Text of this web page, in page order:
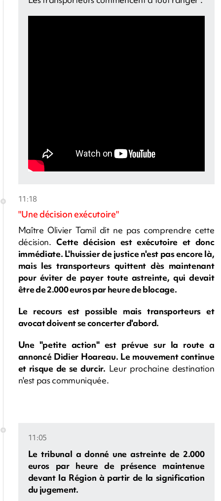
11:18
"Une décision exécutoire"
Maître Olivier Tamil dit ne pas comprendre cette
décision.Cette décision est exécutoire et donc
immédiate. L'huissier de justice n'est pas encore là,
mais les transporteurs quittent dès maintenant
pour éviter de payer toute astreinte, qui devait
être de 2.000 euros par heure de blocage.
Le recours est possible mais transporteurs et
avocat doivent se concerter d'abord.
Une "petite action" est prévue sur la route a
annoncé Didier Hoareau. Le mouvement continue
et risque de se durcir. Leur prochaine destination
n'est pas communiquée.
11:05
Le tribunal a donné une astreinte de 2.000
euros par heure de présence maintenue
devant la Région à partir de la signification
du jugement.